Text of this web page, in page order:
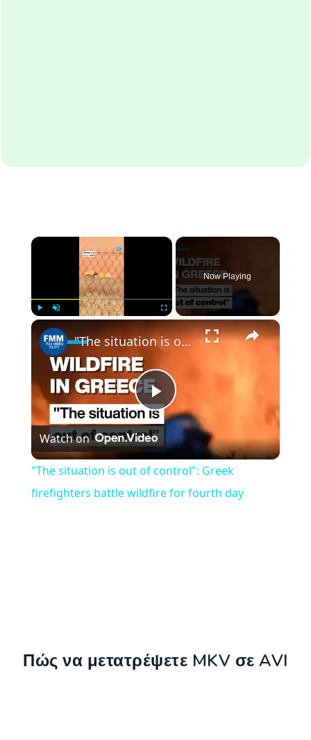
×
Now Playing
×
Play
Video
"The situation is out of control": Greek firefighters battle wildfire for fourth day
Watch on
"The situation is out of control": Greek
firefighters battle wildfire for fourth day
Πώς να μετατρέψετε MKV σε AVI